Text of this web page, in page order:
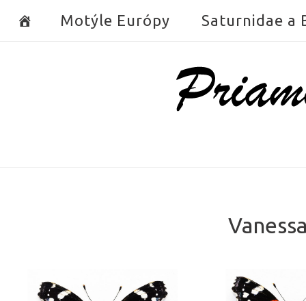
Motýle Európy Saturnidae a
Home